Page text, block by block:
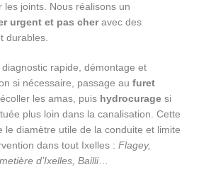
les joints. Nous réalisons un
urgent et pas cheravec des
durables.
rapide, démontage et
si nécessaire, passage aufuret
les amas, puis hydrocurage si
plus loin dans la canalisation. Cette
le diamètre utile de la conduite et limite
dans tout Ixelles :Flagey,
d’Ixelles, Bailli…